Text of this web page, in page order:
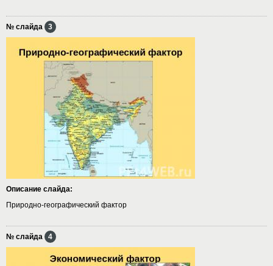
№ слайда 3
Описание слайда:
Природно-географический фактор
№ слайда 4